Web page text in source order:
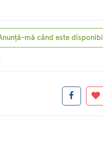
mă când este disponibil